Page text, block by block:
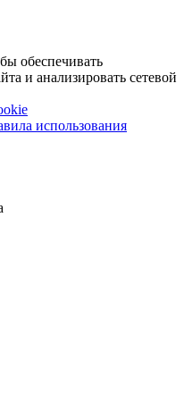
обеспечивать
и анализировать сетевой
использования